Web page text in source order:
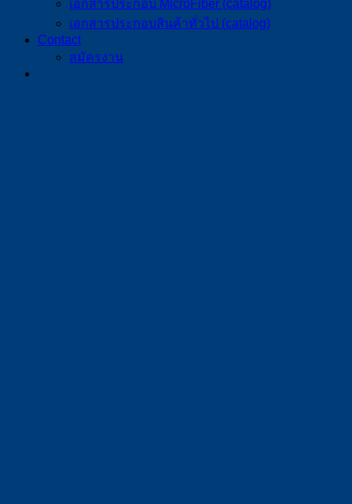
เอกสารประกอบ MicroFiber (catalog)
เอกสารประกอบสินค้าทั่วไป (catalog)
Contact
สมัครงาน